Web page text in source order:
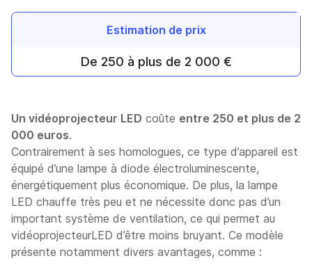
Estimation de prix
De 250 à plus de 2 000 €
Un vidéoprojecteur LED coûte entre 250 et plus de 2
000 euros.
Contrairement à ses homologues, ce type d’appareil est
équipé d’une lampe à diode électroluminescente,
énergétiquement plus économique. De plus, la lampe
LED chauffe très peu et ne nécessite donc pas d’un
important système de ventilation, ce qui permet au
vidéoprojecteurLED d’être moins bruyant. Ce modèle
présente notamment divers avantages, comme :